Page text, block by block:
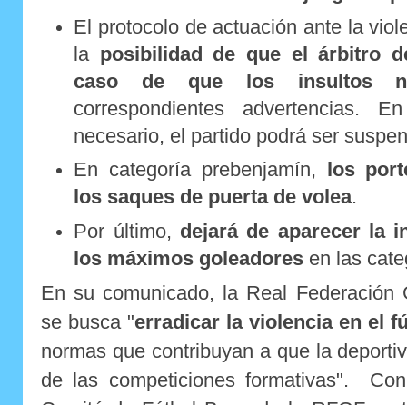
El protocolo de actuación ante la
la posibilidad de que el árbitro
caso de que los insultos
correspondientes advertencias.
necesario, el partido podrá ser
En categoría prebenjamín,
los
los saques de puerta de volea.
Por último, dejará de aparecer la
los máximos goleadores en las
En su comunicado, la Real Federación
se busca "erradicar la violencia en el
normas que contribuyan a que la
de las competiciones formativas".